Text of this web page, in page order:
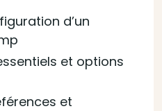
d’un
et options
et